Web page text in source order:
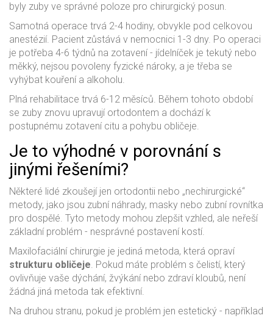
byly zuby ve správné poloze pro chirurgický posun.
Samotná operace trvá 2-4 hodiny, obvykle pod celkovou
anestézií. Pacient zůstává v nemocnici 1-3 dny. Po operaci
je potřeba 4-6 týdnů na zotavení - jídelníček je tekutý nebo
měkký, nejsou povoleny fyzické nároky, a je třeba se
vyhýbat kouření a alkoholu.
Plná rehabilitace trvá 6-12 měsíců. Během tohoto období
se zuby znovu upravují ortodontem a dochází k
postupnému zotavení citu a pohybu obličeje.
Je to výhodné v porovnání s
jinými řešeními?
Některé lidé zkoušejí jen ortodontii nebo „nechirurgické“
metody, jako jsou zubní náhrady, masky nebo zubní rovnítka
pro dospělé. Tyto metody mohou zlepšit vzhled, ale neřeší
základní problém - nesprávné postavení kostí.
Maxilofaciální chirurgie je jediná metoda, která opraví
strukturu obličeje. Pokud máte problém s čelistí, který
ovlivňuje vaše dýchání, žvýkání nebo zdraví kloubů, není
žádná jiná metoda tak efektivní.
Na druhou stranu, pokud je problém jen estetický - například